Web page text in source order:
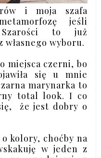
i moja szafa
jeśli
Szarości to już
wyboru.
miejsca czerni, bo
się u mnie
marynarka to
total look. I co
że jest dobry o
kolory, choćby na
w jeden z